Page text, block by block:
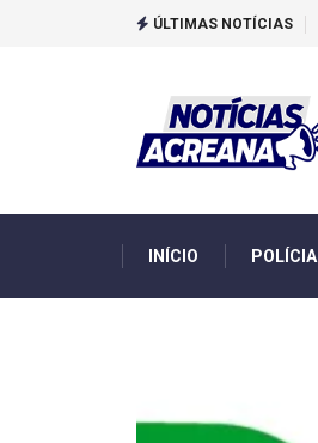
ÚLTIMAS NOTÍCIAS
INÍCIO POLÍCIA